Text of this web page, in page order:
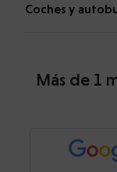
Coches y
Más de 1